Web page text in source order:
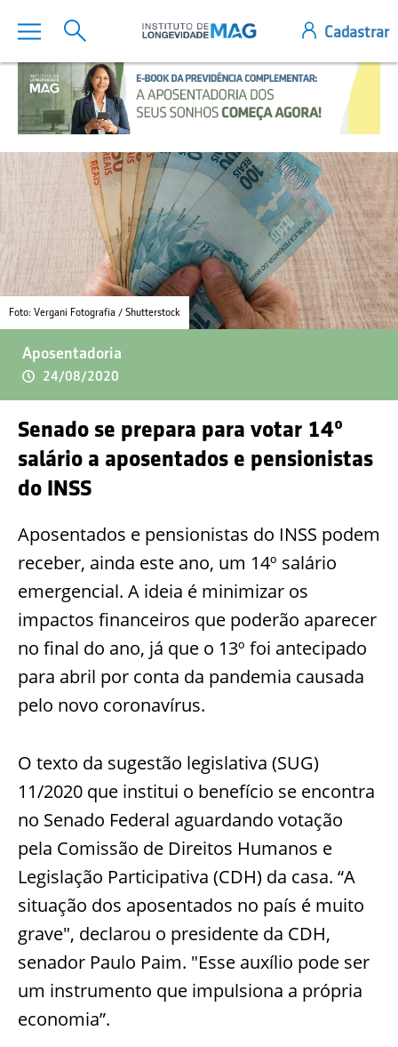
Foto: Vergani Fotografia / Shutterstock
Aposentadoria
24/08/2020
Senado se prepara para votar 14º
salário a aposentados e pensionistas
do INSS
Aposentados e pensionistas do INSS podem
receber, ainda este ano, um 14º salário
emergencial. A ideia é minimizar os
impactos financeiros que poderão aparecer
no final do ano, já que o 13º foi antecipado
para abril por conta da pandemia causada
pelo novo coronavírus.
O texto da sugestão legislativa (SUG)
11/2020 que institui o benefício se encontra
no Senado Federal aguardando votação
pela Comissão de Direitos Humanos e
Legislação Participativa (CDH) da casa. “A
situação dos aposentados no país é muito
grave", declarou o presidente da CDH,
senador Paulo Paim. "Esse auxílio pode ser
um instrumento que impulsiona a própria
economia”.